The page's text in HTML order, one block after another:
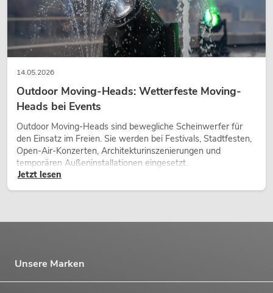
14.05.2026
Outdoor Moving-Heads: Wetterfeste Moving-
Heads bei Events
Outdoor Moving-Heads sind bewegliche Scheinwerfer für
den Einsatz im Freien. Sie werden bei Festivals, Stadtfesten,
Open-Air-Konzerten, Architekturinszenierungen und
temporären Außeninstallationen eingesetzt.
Jetzt lesen
Unsere Marken